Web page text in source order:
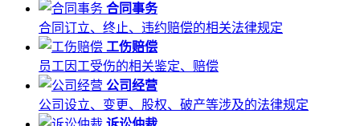
合同事务
合同订立、终止、违约赔偿的相关法律规定
工伤赔偿
员工因工受伤的相关鉴定、赔偿
公司经营
公司设立、变更、股权、破产等涉及的法律规定